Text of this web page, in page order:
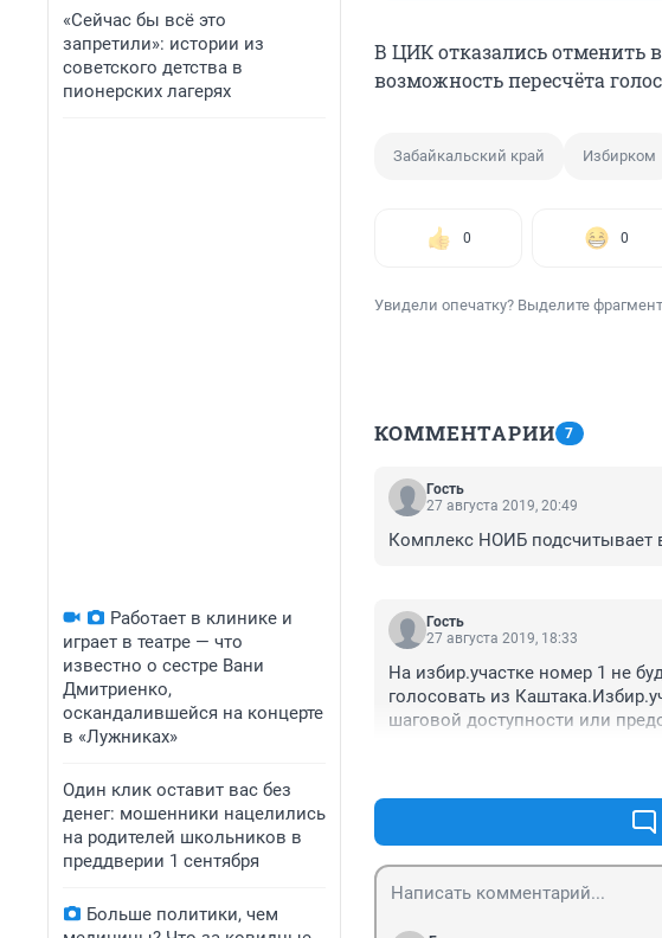
«Сейчас бы всё это
запретили»: истории из
советского детства в
пионерских лагерях
Работает в клинике и
играет в театре — что
известно о сестре Вани
Дмитриенко,
оскандалившейся на концерте
в «Лужниках»
Один клик оставит вас без
денег: мошенники нацелились
на родителей школьников в
преддверии 1 сентября
Больше политики, чем
В ЦИК отказались отменить
возможность пересчёта
Забайкальский край Избирком
0 0
Увидели опечатку? Выделите
КОММЕНТАРИИ 7
Гость
27 августа 2019, 20:49
Комплекс НОИБ подсчитывает
Гость
27 августа 2019, 18:33
На избир.участке номер 1 не
голосовать из
шаговой доступности или